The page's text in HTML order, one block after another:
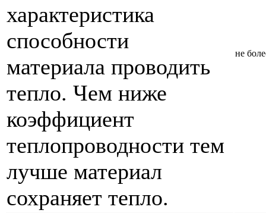
характеристика
способности
материала проводить
тепло. Чем ниже
коэффициент
теплопроводности тем
лучше материал
сохраняет тепло.
не